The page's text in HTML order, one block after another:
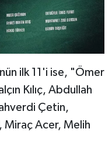
ilk 11'i ise, "Ömer
Kılıç, Abdullah
Çetin,
Miraç Acer, Melih